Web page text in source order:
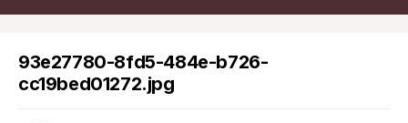
93e27780-8fd5-484e-b726-
cc19bed01272.jpg